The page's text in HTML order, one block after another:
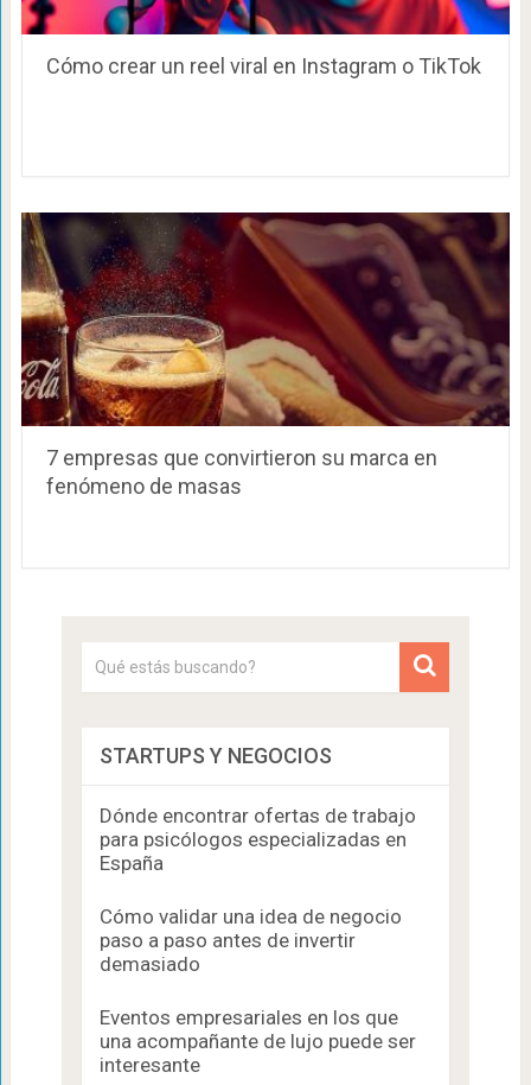
Cómo crear un reel viral en Instagram o TikTok
7 empresas que convirtieron su marca en
fenómeno de masas
STARTUPS Y NEGOCIOS
Dónde encontrar ofertas de trabajo
para psicólogos especializadas en
España
Cómo validar una idea de negocio
paso a paso antes de invertir
demasiado
Eventos empresariales en los que
una acompañante de lujo puede ser
interesante